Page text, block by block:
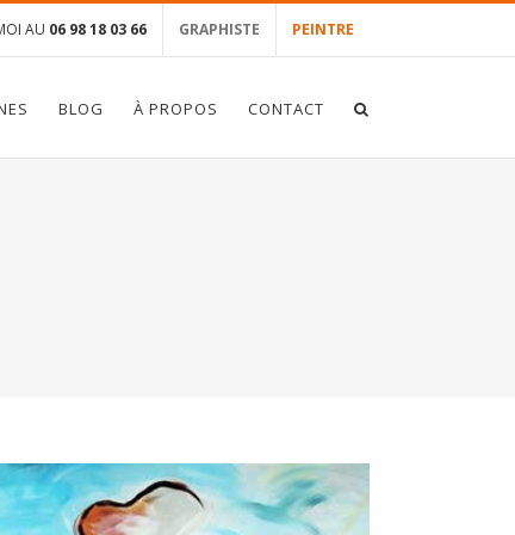
AU 06 98 18 03 66 GRAPHISTE PEINTRE
BLOG À PROPOS CONTACT